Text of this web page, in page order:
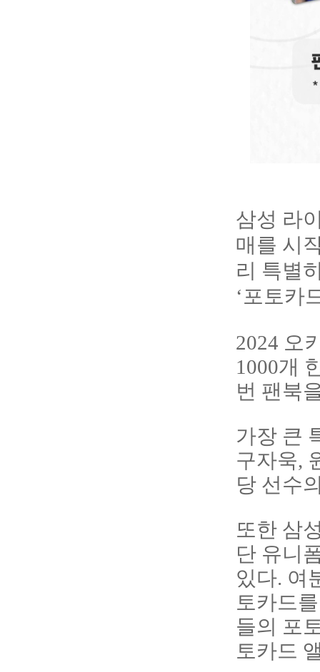
삼성 라
매를 시
리 특별
‘포토카
2024 오
1000개
번 팬북
가장 큰
구자욱,
당 선수
또한 삼
단 유니
있다. 여
토카드
들의 포
토카드